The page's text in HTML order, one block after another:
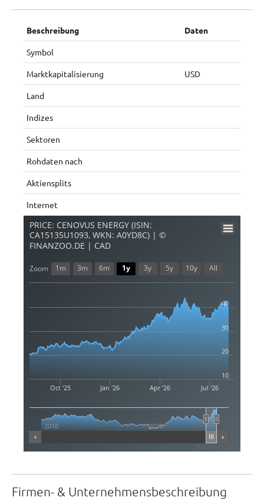
Beschreibung Daten
Symbol
Marktkapitalisierung USD
Land
Indizes
Sektoren
Rohdaten nach
Aktiensplits
Internet
PRICE: CENOVUS ENERGY (ISIN:
CA15135U1093, WKN: A0YD8C) | ©
FINANZOO.DE | CAD
Oct '25 Jan '26 Apr '26 Jul '26
2010 2020
20
30
40
10
Zoom 1m 3m 6m 1y 3y 5y 10y All
Firmen- & Unternehmensbeschreibung